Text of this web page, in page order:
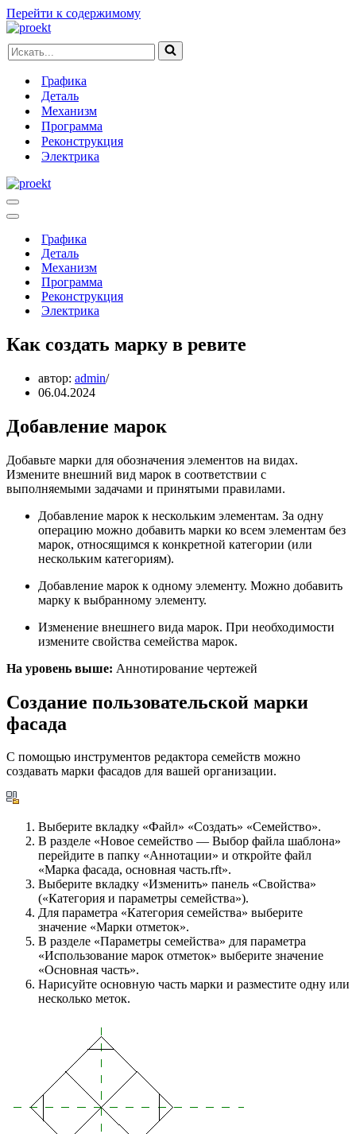
Перейти к содержимому
Искать...
Графика
Деталь
Механизм
Программа
Реконструкция
Электрика
Меню
навигации
Меню
навигацииГрафика
Деталь
Механизм
Программа
Реконструкция
Электрика
Как создать марку в ревите
автор: admin
06.04.2024
Добавление марок
Добавьте марки для обозначения элементов на видах.
Измените внешний вид марок в соответствии с
выполняемыми задачами и принятыми правилами.
Добавление марок к нескольким элементам. За одну
операцию можно добавить марки ко всем элементам без
марок, относящимся к конкретной категории (или
нескольким категориям).
Добавление марок к одному элементу. Можно добавить
марку к выбранному элементу.
Изменение внешнего вида марок. При необходимости
измените свойства семейства марок.
На уровень выше: Аннотирование чертежей
Создание пользовательской марки
фасада
С помощью инструментов редактора семейств можно
создавать марки фасадов для вашей организации.
Выберите вкладку «Файл» «Создать» «Семейство».
В разделе «Новое семейство — Выбор файла шаблона»
перейдите в папку «Аннотации» и откройте файл
«Марка фасада, основная часть.rft».
Выберите вкладку «Изменить» панель «Свойства»
(«Категория и параметры семейства»).
Для параметра «Категория семейства» выберите
значение «Марки отметок».
В разделе «Параметры семейства» для параметра
«Использование марок отметок» выберите значение
«Основная часть».
Нарисуйте основную часть марки и разместите одну или
несколько меток.